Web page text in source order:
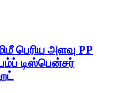
பெரிய அளவு PP
டிஸ்பென்சர்